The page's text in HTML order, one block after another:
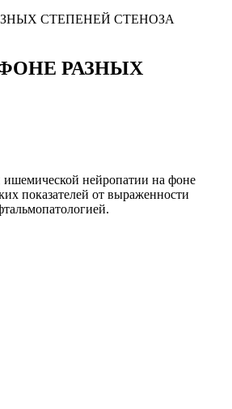
СТЕПЕНЕЙ СТЕНОЗА
РАЗНЫХ
ишемической нейропатии на фоне
показателей от выраженности